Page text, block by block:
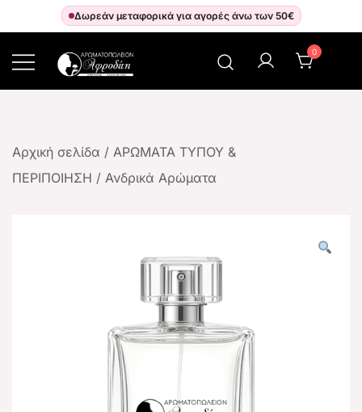
Δωρεάν μεταφορικά για αγορές άνω των 50€
0
Αρχική σελίδα / ΑΡΩΜΑΤΑ ΤΥΠΟΥ &
ΠΕΡΙΠΟΙΗΣΗ / Ανδρικά Αρώματα